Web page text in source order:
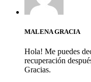
MALENA GRACIA
Hola! Me puedes
recuperación
Gracias.